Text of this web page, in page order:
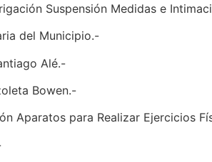
Suspensión Medidas e
del Municipio.-
Alé.-
Bowen.-
Aparatos para Realizar Ejercicios